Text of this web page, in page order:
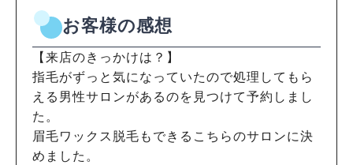
お客様の感想
【来店のきっかけは？】
指毛がずっと気になっていたので処理してもら
える男性サロンがあるのを見つけて予約しまし
た。
眉毛ワックス脱毛もできるこちらのサロンに決
めました。